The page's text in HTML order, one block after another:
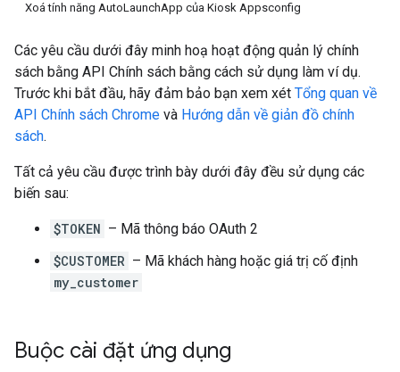
Xoá tính năng AutoLaunchApp của Kiosk Appsconfig
Các yêu cầu dưới đây minh hoạ hoạt động quản lý chính
sách bằng API Chính sách bằng cách sử dụng làm ví dụ.
Trước khi bắt đầu, hãy đảm bảo bạn xem xét Tổng quan về
API Chính sách Chrome và Hướng dẫn về giản đồ chính
sách.
Tất cả yêu cầu được trình bày dưới đây đều sử dụng các
biến sau:
$TOKEN – Mã thông báo OAuth 2
$CUSTOMER – Mã khách hàng hoặc giá trị cố định
my_customer
Buộc cài đặt ứng dụng